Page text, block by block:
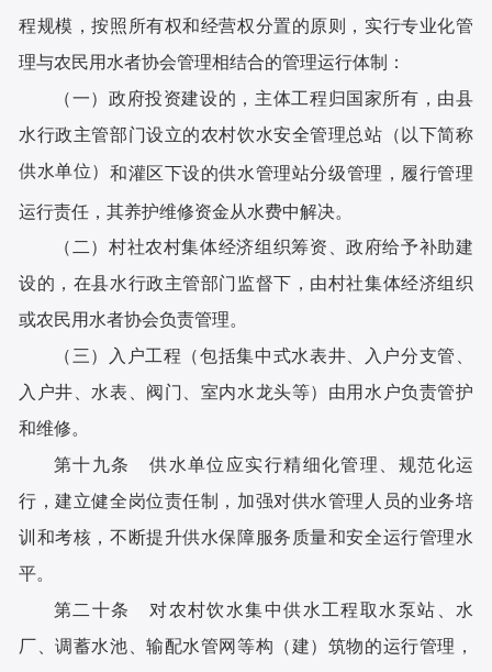
程规模，按照所有权和经营权分置的原则，实行专业化管
理与农民用水者协会管理相结合的管理运行体制：
（一）政府投资建设的，主体工程归国家所有，由县
水行政主管部门设立的农村饮水安全管理总站（以下简称
供水单位） 和灌区下设的供水管理站分级管理，履行管理
运行责任，其养护维修资金从水费中解决。
（二）村社农村集体经济组织筹资、政府给予补助建
设的，在县水行政主管部门监督下，由村社集体经济组织
或农民用水者协会负责管理。
（三）入户工程（包括集中式水表井、入户分支管、
入户井、水表、阀门、室内水龙头等）由用水户负责管护
和维修。
第十九条 供水单位应实行精细化管理、规范化运
行，建立健全岗位责任制，加强对供水管理人员的业务培
训和考核，不断提升供水保障服务质量和安全运行管理水
平。
第二十条 对农村饮水集中供水工程取水泵站、水
厂、调蓄水池、输配水管网等构（建）筑物的运行管理，